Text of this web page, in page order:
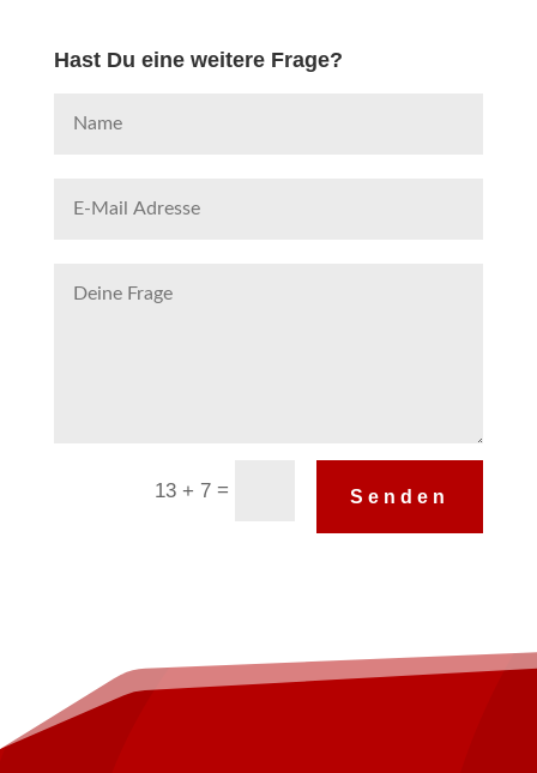
Hast Du eine weitere Frage?
13 + 7 = Senden